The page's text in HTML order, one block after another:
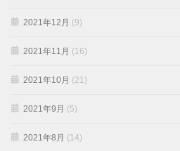
2021年12月 (9)
2021年11月 (16)
2021年10月 (21)
2021年9月 (5)
2021年8月 (14)